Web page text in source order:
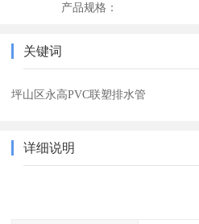
产品规格：
关键词
坪山区永高PVC联塑排水管
详细说明